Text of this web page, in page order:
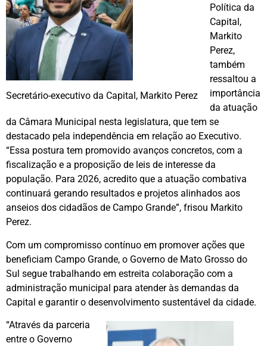
Secretário-executivo da Capital, Markito Perez
Política da
Capital,
Markito
Perez,
também
ressaltou a
importância
da atuação
da Câmara Municipal nesta legislatura, que tem se
destacado pela independência em relação ao Executivo.
“Essa postura tem promovido avanços concretos, com a
fiscalização e a proposição de leis de interesse da
população. Para 2026, acredito que a atuação combativa
continuará gerando resultados e projetos alinhados aos
anseios dos cidadãos de Campo Grande”, frisou Markito
Perez.
Com um compromisso contínuo em promover ações que
beneficiam Campo Grande, o Governo de Mato Grosso do
Sul segue trabalhando em estreita colaboração com a
administração municipal para atender às demandas da
Capital e garantir o desenvolvimento sustentável da cidade.
“Através da parceria
entre o Governo